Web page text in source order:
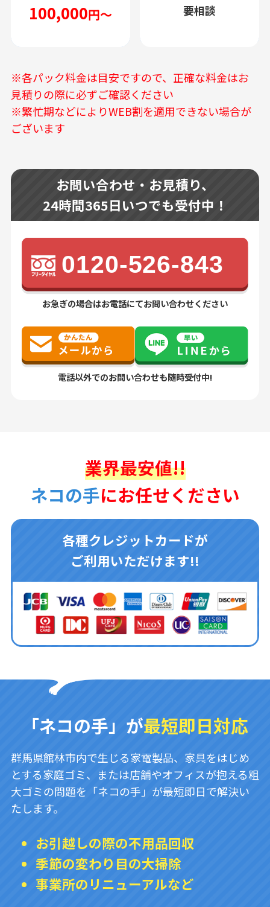
100,000円～ 要相談
※各パック料金は目安ですので、正確な料金はお
見積りの際に必ずご確認ください
※繁忙期などによりWEB割を適用できない場合が
ございます
お問い合わせ・お見積り、
24時間365日いつでも受付中！
0120-526-843
お急ぎの場合はお電話にてお問い合わせください
電話以外でのお問い合わせも随時受付中!
業界最安値!!
ネコの手にお任せください
各種クレジットカードが
ご利用いただけます!!
「ネコの手」が最短即日対応
群馬県館林市内で生じる家電製品、家具をはじめ
とする家庭ゴミ、または店舗やオフィスが抱える粗
大ゴミの問題を「ネコの手」が最短即日で解決い
たします。
お引越しの際の不用品回収
季節の変わり目の大掃除
事業所のリニューアルなど